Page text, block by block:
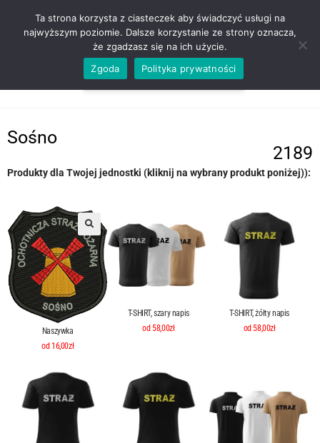
ZADZWOŃ TEL. 600 352 938
Sośno
2189
Produkty dla Twojej jednostki (kliknij na wybrany produkt poniżej)):
Naszywka
od 16,00zł
T-SHIRT, szary napis
od 58,00zł
T-SHIRT, żółty napis
od 58,00zł
Ta strona korzysta z ciasteczek aby świadczyć usługi na
najwyższym poziomie. Dalsze korzystanie ze strony oznacza,
że zgadzasz się na ich użycie.
Zgoda
Polityka prywatności